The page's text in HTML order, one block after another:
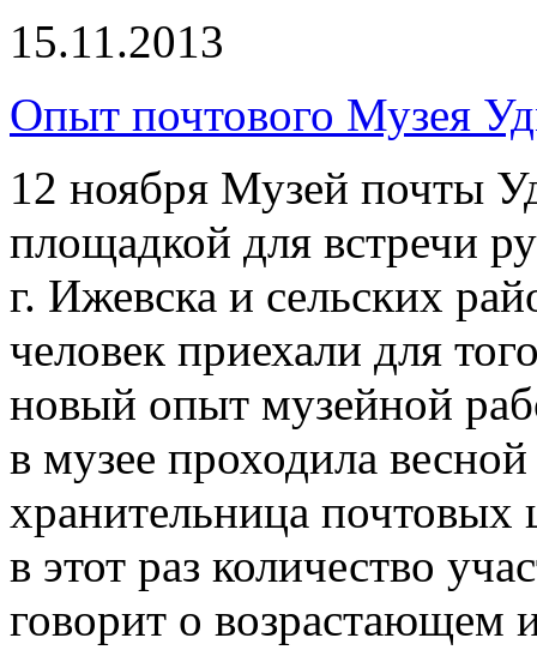
15.11.2013
Опыт почтового Музея
12 ноября Музей почты
площадкой для встречи
г. Ижевска и сельских
человек приехали для
новый опыт музейной
в музее проходила
хранительница почтовых
в этот раз количество
говорит о возрастающем